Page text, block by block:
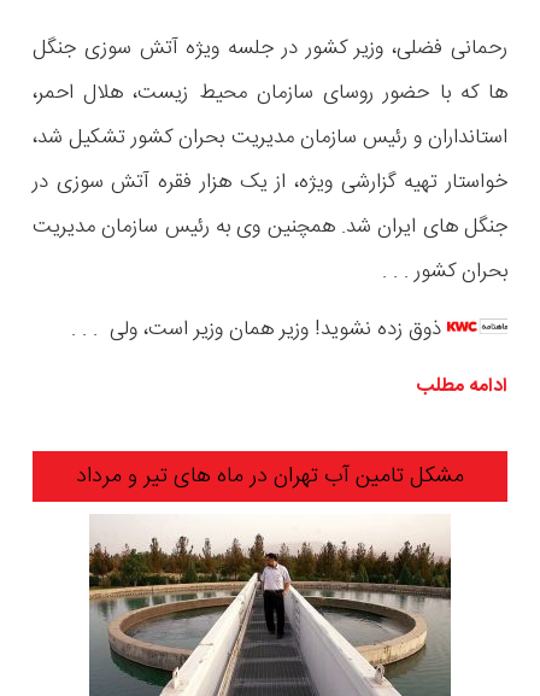
رحمانی فضلی، وزیر کشور در جلسه ویژه آتش سوزی جنگل
ها که با حضور روسای سازمان محیط زیست، هلال احمر،
استانداران و رئیس سازمان مدیریت بحران کشور تشکیل شد،
خواستار تهیه گزارشی ویژه، از یک هزار فقره آتش سوزی در
جنگل های ایران شد. همچنین وی به رئیس سازمان مدیریت
بحران کشور . . .
ذوق زده نشوید! وزیر همان وزیر است، ولی . . .
ادامه مطلب
مشکل تامین آب تهران در ماه های تیر و مرداد